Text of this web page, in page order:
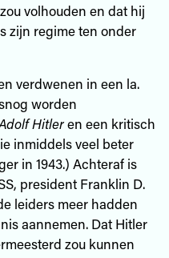
volhouden en dat hij
zijn regime ten onder
verdwenen in een la.
worden
Hitleren een kritisch
inmiddels veel beter
in 1943.) Achteraf is
president Franklin D.
leiders meer hadden
aannemen. Dat Hitler
zou kunnen